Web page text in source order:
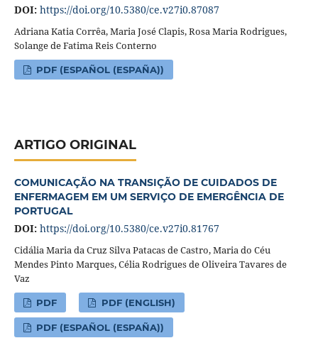
DOI: https://doi.org/10.5380/ce.v27i0.87087
Adriana Katia Corrêa, Maria José Clapis, Rosa Maria Rodrigues,
Solange de Fatima Reis Conterno
PDF (ESPAÑOL (ESPAÑA))
ARTIGO ORIGINAL
COMUNICAÇÃO NA TRANSIÇÃO DE CUIDADOS DE
ENFERMAGEM EM UM SERVIÇO DE EMERGÊNCIA DE
PORTUGAL
DOI: https://doi.org/10.5380/ce.v27i0.81767
Cidália Maria da Cruz Silva Patacas de Castro, Maria do Céu
Mendes Pinto Marques, Célia Rodrigues de Oliveira Tavares de
Vaz
PDF PDF (ENGLISH)
PDF (ESPAÑOL (ESPAÑA))